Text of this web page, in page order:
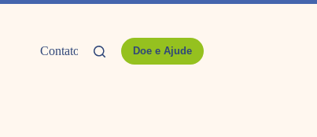
Contato Doe e Ajude